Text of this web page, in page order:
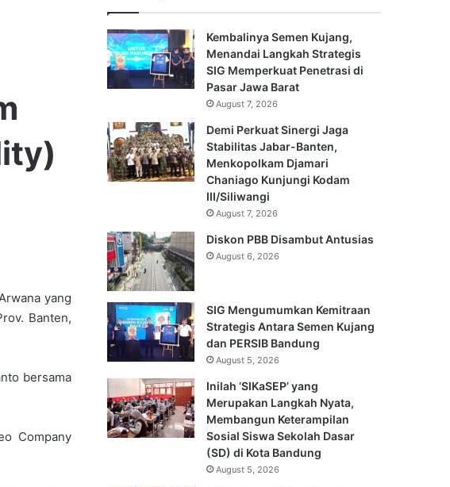
yang
Banten,
bersama
Company
Kembalinya Semen Kujang,
Menandai Langkah Strategis
SIG Memperkuat Penetrasi di
Pasar Jawa Barat
August 7, 2026
Demi Perkuat Sinergi Jaga
Stabilitas Jabar-Banten,
Menkopolkam Djamari
Chaniago Kunjungi Kodam
III/Siliwangi
August 7, 2026
Diskon PBB Disambut Antusias
August 6, 2026
SIG Mengumumkan Kemitraan
Strategis Antara Semen Kujang
dan PERSIB Bandung
August 5, 2026
Inilah ‘SIKaSEP’ yang
Merupakan Langkah Nyata,
Membangun Keterampilan
Sosial Siswa Sekolah Dasar
(SD) di Kota Bandung
August 5, 2026